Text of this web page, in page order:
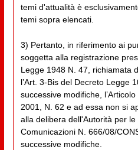
temi d'attualità è
temi sopra elencati.
3) Pertanto, in riferimento ai
soggetta alla registrazione
Legge 1948 N. 47, richiamata
l’Art. 3-Bis del Decreto Legge
successive modifiche,
2001, N. 62 e ad essa non si
alla delibera dell'Autorità per
Comunicazioni N. 666/08/
successive modifiche.